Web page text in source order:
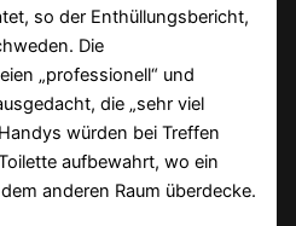
so der Enthüllungsbericht,
Die
„professionell“ und
die „sehr viel
würden bei Treffen
aufbewahrt, wo ein
anderen Raum überdecke.